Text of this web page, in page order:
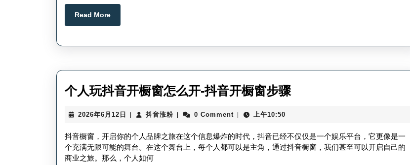
川
技
巧
Read MoreRead
More
个人玩抖音开橱窗怎么开-抖音开橱窗步骤个
抖
音
2026年6月12日
2026
6
月
12
日
抖音涨粉抖
涨
粉
0 Comment 上午10:50
抖音橱窗，开启你的个人品牌之旅在这个信息爆炸的时代，抖音已经不仅仅是一个娱乐平台，它更像是一
个充满无限可能的舞台。在这个舞台上，每个人都可以是主角，通过抖音橱窗，我们甚至可以开启自己的
商业之旅。那么，个人如何